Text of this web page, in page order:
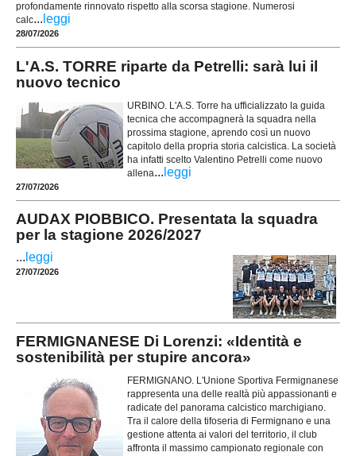
profondamente rinnovato rispetto alla scorsa stagione. Numerosi
calc... leggi
28/07/2026
L'A.S. TORRE riparte da Petrelli: sarà lui il
nuovo tecnico
URBINO. L'A.S. Torre ha ufficializzato la guida
tecnica che accompagnerà la squadra nella
prossima stagione, aprendo così un nuovo
capitolo della propria storia calcistica. La società
ha infatti scelto Valentino Petrelli come nuovo
allena... leggi
27/07/2026
AUDAX PIOBBICO. Presentata la squadra
per la stagione 2026/2027
... leggi
27/07/2026
FERMIGNANESE Di Lorenzi: «Identità e
sostenibilità per stupire ancora»
FERMIGNANO. L'Unione Sportiva Fermignanese
rappresenta una delle realtà più appassionanti e
radicate del panorama calcistico marchigiano.
Tra il calore della tifoseria di Fermignano e una
gestione attenta ai valori del territorio, il club
affronta il massimo campionato regionale con